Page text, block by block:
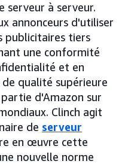
serveur à serveur.
annonceurs d'utiliser
publicitaires tiers
une conformité
et en
qualité supérieure
d'Amazon sur
Clinch agit
de serveur
en œuvre cette
nouvelle norme